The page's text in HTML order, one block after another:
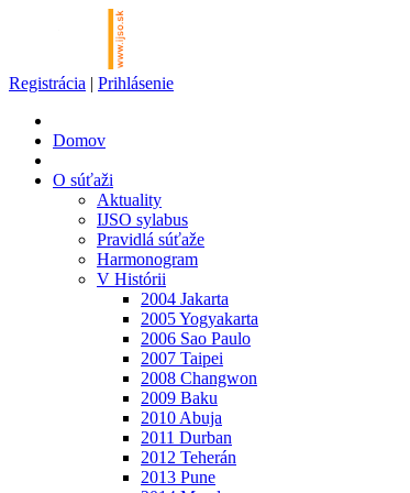
Registrácia | Prihlásenie
Domov
O súťaži
Aktuality
IJSO sylabus
Pravidlá súťaže
Harmonogram
V Histórii
2004 Jakarta
2005 Yogyakarta
2006 Sao Paulo
2007 Taipei
2008 Changwon
2009 Baku
2010 Abuja
2011 Durban
2012 Teherán
2013 Pune